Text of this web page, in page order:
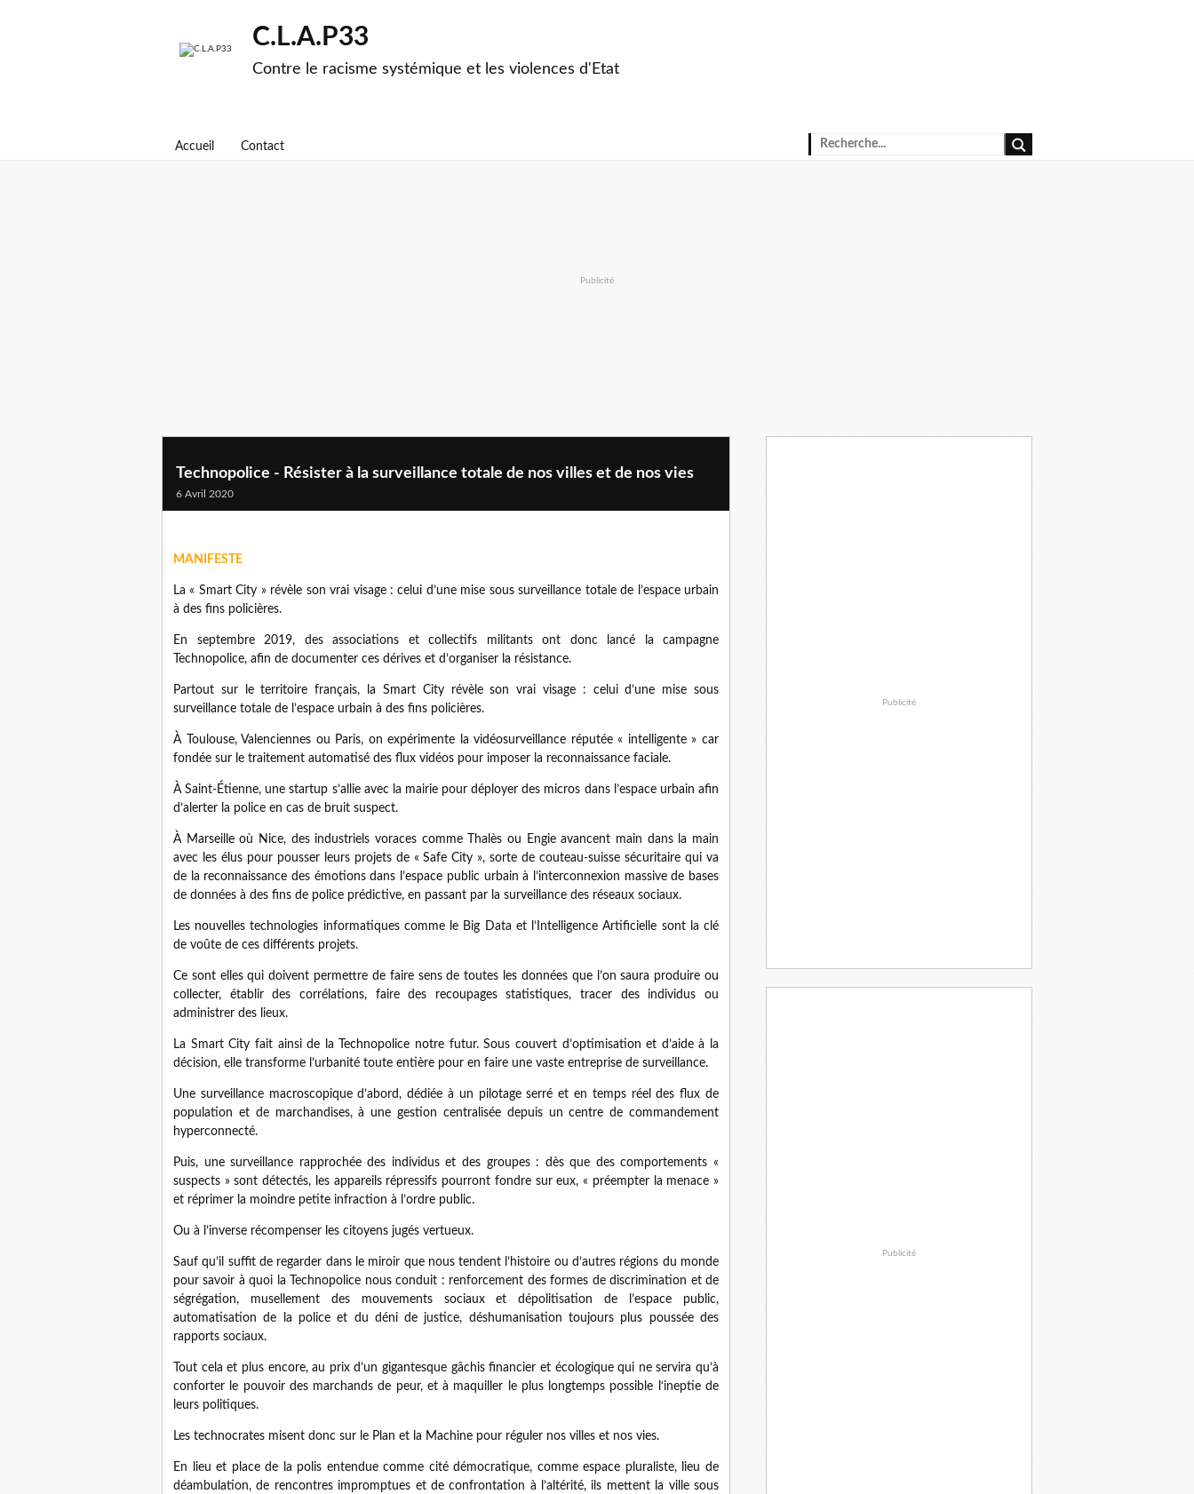
C.L.A.P33
Contre le racisme systémique et les violences d'Etat
Accueil Contact
Publicité
Technopolice - Résister à la surveillance totale de nos villes et de nos vies
6 Avril 2020
MANIFESTE
La « Smart City » révèle son vrai visage : celui d’une mise sous surveillance totale de l’espace urbain
à des fins policières.
En septembre 2019, des associations et collectifs militants ont donc lancé la campagne
Technopolice, afin de documenter ces dérives et d’organiser la résistance.
Partout sur le territoire français, la Smart City révèle son vrai visage : celui d’une mise sous
surveillance totale de l’espace urbain à des fins policières.
À Toulouse, Valenciennes ou Paris, on expérimente la vidéosurveillance réputée « intelligente » car
fondée sur le traitement automatisé des flux vidéos pour imposer la reconnaissance faciale.
À Saint-Étienne, une startup s’allie avec la mairie pour déployer des micros dans l’espace urbain afin
d’alerter la police en cas de bruit suspect.
À Marseille où Nice, des industriels voraces comme Thalès ou Engie avancent main dans la main
avec les élus pour pousser leurs projets de « Safe City », sorte de couteau-suisse sécuritaire qui va
de la reconnaissance des émotions dans l’espace public urbain à l’interconnexion massive de bases
de données à des fins de police prédictive, en passant par la surveillance des réseaux sociaux.
Les nouvelles technologies informatiques comme le Big Data et l’Intelligence Artificielle sont la clé
de voûte de ces différents projets.
Ce sont elles qui doivent permettre de faire sens de toutes les données que l’on saura produire ou
collecter, établir des corrélations, faire des recoupages statistiques, tracer des individus ou
administrer des lieux.
La Smart City fait ainsi de la Technopolice notre futur. Sous couvert d’optimisation et d’aide à la
décision, elle transforme l’urbanité toute entière pour en faire une vaste entreprise de surveillance.
Une surveillance macroscopique d’abord, dédiée à un pilotage serré et en temps réel des flux de
population et de marchandises, à une gestion centralisée depuis un centre de commandement
hyperconnecté.
Puis, une surveillance rapprochée des individus et des groupes : dès que des comportements «
suspects » sont détectés, les appareils répressifs pourront fondre sur eux, « préempter la menace »
et réprimer la moindre petite infraction à l’ordre public.
Ou à l’inverse récompenser les citoyens jugés vertueux.
Sauf qu’il suffit de regarder dans le miroir que nous tendent l’histoire ou d’autres régions du monde
pour savoir à quoi la Technopolice nous conduit : renforcement des formes de discrimination et de
ségrégation, musellement des mouvements sociaux et dépolitisation de l’espace public,
automatisation de la police et du déni de justice, déshumanisation toujours plus poussée des
rapports sociaux.
Tout cela et plus encore, au prix d’un gigantesque gâchis financier et écologique qui ne servira qu’à
conforter le pouvoir des marchands de peur, et à maquiller le plus longtemps possible l‘ineptie de
leurs politiques.
Les technocrates misent donc sur le Plan et la Machine pour réguler nos villes et nos vies.
En lieu et place de la polis entendue comme cité démocratique, comme espace pluraliste, lieu de
déambulation, de rencontres impromptues et de confrontation à l’altérité, ils mettent la ville sous
Publicité
Publicité